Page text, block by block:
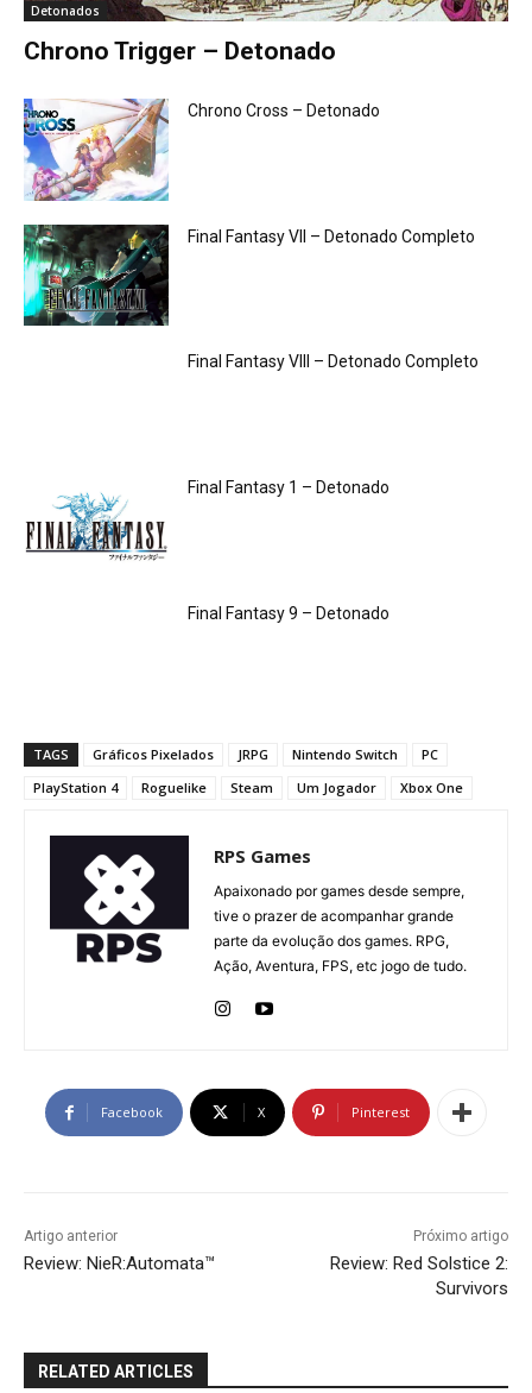
Detonados
Chrono Trigger – Detonado
Chrono Cross – Detonado
Final Fantasy VII – Detonado Completo
Final Fantasy VIII – Detonado Completo
Final Fantasy 1 – Detonado
Final Fantasy 9 – Detonado
TAGS Gráficos Pixelados JRPG Nintendo Switch
PC
PlayStation 4
Roguelike Steam Um Jogador Xbox One
RPS Games
Apaixonado por games desde sempre,
tive o prazer de acompanhar grande
parte da evolução dos games. RPG,
Ação, Aventura, FPS, etc jogo de tudo.
Facebook X Pinterest
Artigo anterior
Review: NieR:Automata™
Próximo artigo
Review: Red Solstice 2:
Survivors
RELATED ARTICLES